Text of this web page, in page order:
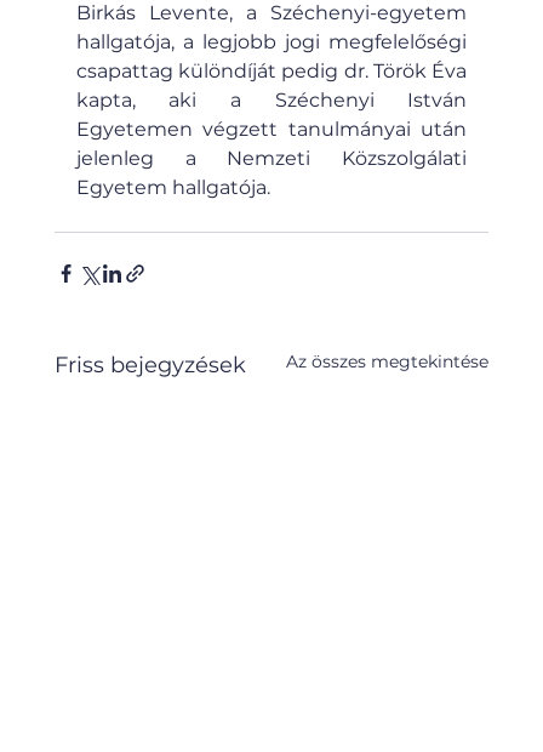
Birkás Levente, a Széchenyi-egyetem
hallgatója, a legjobb jogi megfelelőségi
csapattag különdíját pedig dr. Török Éva
kapta, aki a Széchenyi István
Egyetemen végzett tanulmányai után
jelenleg a Nemzeti Közszolgálati
Egyetem hallgatója.
Friss bejegyzések Az összes megtekintése